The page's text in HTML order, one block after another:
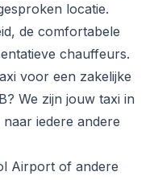
locatie.
de comfortabele
chauffeurs.
voor een zakelijke
We zijn jouw taxi in
iedere andere
Airport of andere